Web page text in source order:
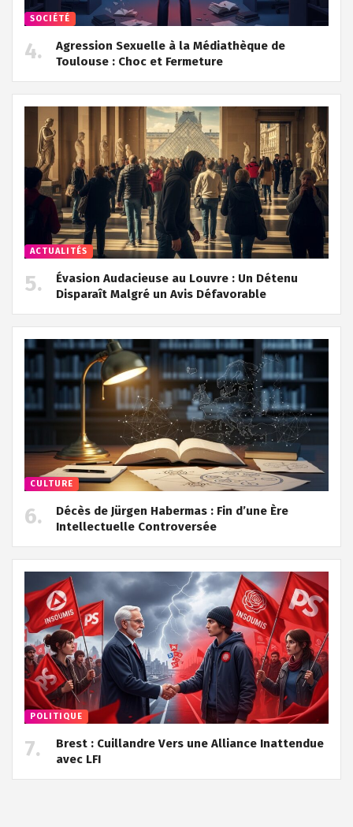
SOCIÉTÉ
Agression Sexuelle à la Médiathèque de
Toulouse : Choc et Fermeture
ACTUALITÉS
Évasion Audacieuse au Louvre : Un Détenu
Disparaît Malgré un Avis Défavorable
CULTURE
Décès de Jürgen Habermas : Fin d’une Ère
Intellectuelle Controversée
POLITIQUE
Brest : Cuillandre Vers une Alliance Inattendue
avec LFI